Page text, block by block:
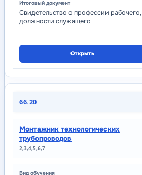
Свидетельство о профессии рабочего,
должности служащего
Открыть
66.20
Монтажник технологических
трубопроводов
2,3,4,5,6,7